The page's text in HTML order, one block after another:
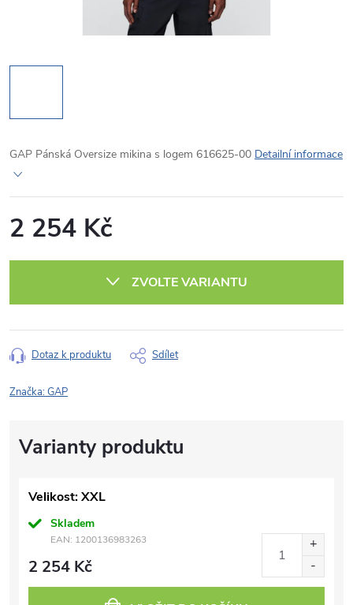
GAP Pánská Oversize mikina s logem 616625-00 Detailní informace
2 254 Kč
ZVOLTE VARIANTU
Dotaz k produktu Sdílet
Značka:GAP
Velikost: XXL
Skladem
EAN: 1200136983263
2 254 Kč